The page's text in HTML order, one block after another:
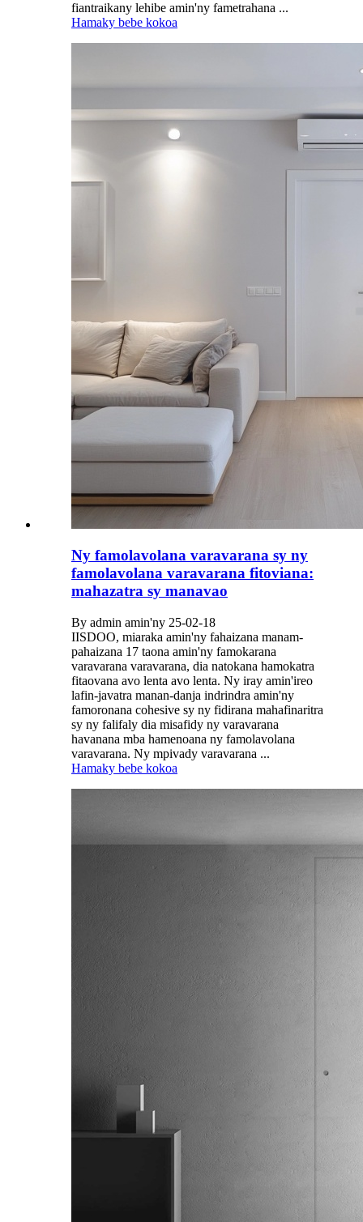
fiantraikany lehibe amin'ny fametrahana ...
Hamaky bebe kokoa
Ny famolavolana varavarana sy ny
famolavolana varavarana fitoviana:
mahazatra sy manavao
By admin amin'ny 25-02-18
IISDOO, miaraka amin'ny fahaizana manam-
pahaizana 17 taona amin'ny famokarana
varavarana varavarana, dia natokana hamokatra
fitaovana avo lenta avo lenta. Ny iray amin'ireo
lafin-javatra manan-danja indrindra amin'ny
famoronana cohesive sy ny fidirana mahafinaritra
sy ny falifaly dia misafidy ny varavarana
havanana mba hamenoana ny famolavolana
varavarana. Ny mpivady varavarana ...
Hamaky bebe kokoa